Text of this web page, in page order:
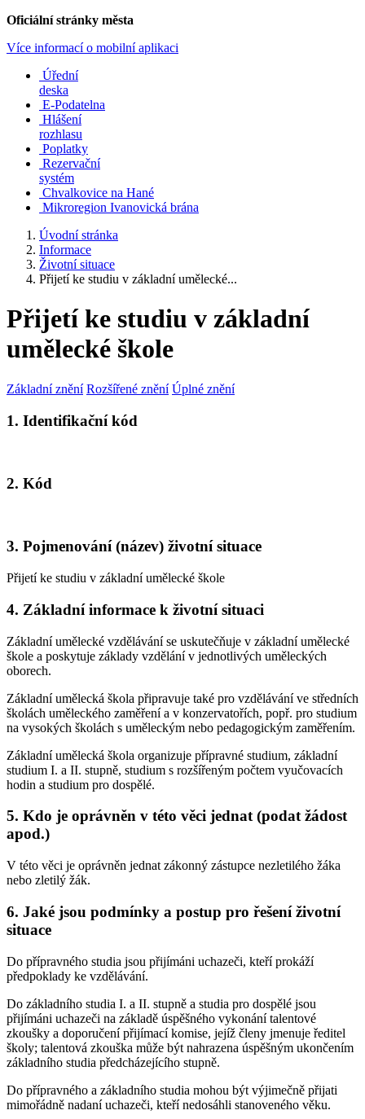
Oficiální stránky města
Více informací o mobilní aplikaci
Úřední
deska
E-Podatelna
Hlášení
rozhlasu
Poplatky
Rezervační
systém
Chvalkovice na Hané
Mikroregion Ivanovická brána
Úvodní stránka
Informace
Životní situace
Přijetí ke studiu v základní umělecké...
Přijetí ke studiu v základní
umělecké škole
Základní znění Rozšířené znění Úplné znění
1. Identifikační kód
2. Kód
3. Pojmenování (název) životní situace
Přijetí ke studiu v základní umělecké škole
4. Základní informace k životní situaci
Základní umělecké vzdělávání se uskutečňuje v základní umělecké
škole a poskytuje základy vzdělání v jednotlivých uměleckých
oborech.
Základní umělecká škola připravuje také pro vzdělávání ve středních
školách uměleckého zaměření a v konzervatořích, popř. pro studium
na vysokých školách s uměleckým nebo pedagogickým zaměřením.
Základní umělecká škola organizuje přípravné studium, základní
studium I. a II. stupně, studium s rozšířeným počtem vyučovacích
hodin a studium pro dospělé.
5. Kdo je oprávněn v této věci jednat (podat žádost
apod.)
V této věci je oprávněn jednat zákonný zástupce nezletilého žáka
nebo zletilý žák.
6. Jaké jsou podmínky a postup pro řešení životní
situace
Do přípravného studia jsou přijímáni uchazeči, kteří prokáží
předpoklady ke vzdělávání.
Do základního studia I. a II. stupně a studia pro dospělé jsou
přijímáni uchazeči na základě úspěšného vykonání talentové
zkoušky a doporučení přijímací komise, jejíž členy jmenuje ředitel
školy; talentová zkouška může být nahrazena úspěšným ukončením
základního studia předcházejícího stupně.
Do přípravného a základního studia mohou být výjimečně přijati
mimořádně nadaní uchazeči, kteří nedosáhli stanoveného věku.